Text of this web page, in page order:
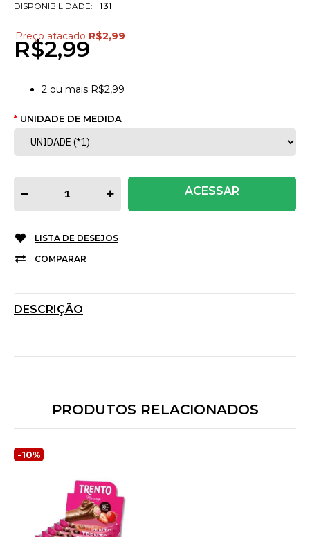
DISPONIBILIDADE:
131
Preço atacado R$2,99
R$2,99
2 ou mais R$2,99
UNIDADE DE MEDIDA
ACESSAR
LISTA DE DESEJOS
COMPARAR
DESCRIÇÃO
PRODUTOS RELACIONADOS
-10%